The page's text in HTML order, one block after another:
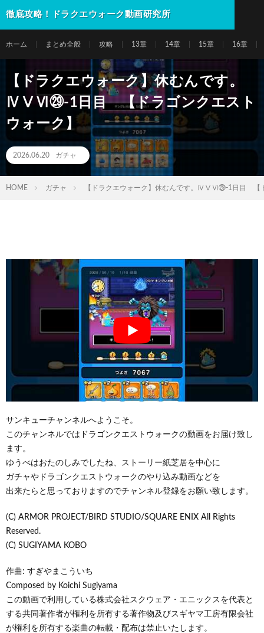
徹底攻略！ドラクエウォーク動画研究所
ホーム まとめ全般 攻略 13章 14章 15章 16章
【ドラクエウォーク】休むんです。
ⅣⅤⅥ㉙-1日目 【ドラゴンクエスト
ウォーク】
2026.06.20 ガチャ
HOME ガチャ 【ドラクエウォーク】休むんです。ⅣⅤⅥ㉙-1日目 【
サンキューチャンネルへようこそ。
このチャンネルではドラゴンクエストウォークの動画をお届け致し
ます。
ゆうべはおたのしみでしたね、ストーリー紙芝居を中心に
ガチャやドラゴンクエストウォークのやり込み動画などを
出来たらと思っておりますのでチャンネル登録をお願い致します。
(C) ARMOR PROJECT/BIRD STUDIO/SQUARE ENIX All Rights
Reserved.
(C) SUGIYAMA KOBO
作曲: すぎやまこういち
Composed by Koichi Sugiyama
この動画で利用している株式会社スクウェア・エニックスを代表と
する共同著作者が権利を所有する著作物及びスギヤマ工房有限会社
が権利を所有する楽曲の転載・配布は禁止いたします。